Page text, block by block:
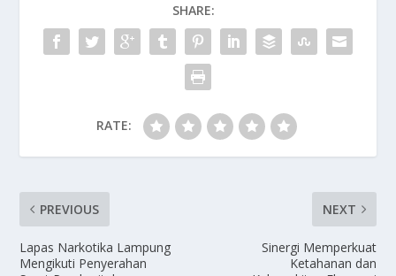
SHARE:
RATE:
PREVIOUS
Lapas Narkotika Lampung
Mengikuti Penyerahan
NEXT
Sinergi Memperkuat
Ketahanan dan